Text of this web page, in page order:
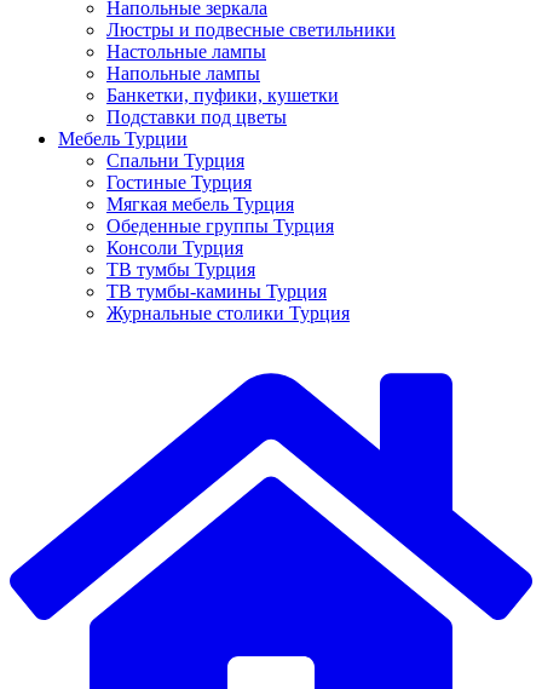
Напольные зеркала
Люстры и подвесные светильники
Настольные лампы
Напольные лампы
Банкетки, пуфики, кушетки
Подставки под цветы
Мебель Турции
Спальни Турция
Гостиные Турция
Мягкая мебель Турция
Обеденные группы Турция
Консоли Турция
ТВ тумбы Турция
ТВ тумбы-камины Турция
Журнальные столики Турция